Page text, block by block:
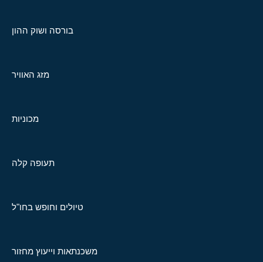
בורסה ושוק ההון
מזג האוויר
מכוניות
תעופה קלה
טיולים וחופש בחו"ל
משכנתאות וייעוץ מחזור